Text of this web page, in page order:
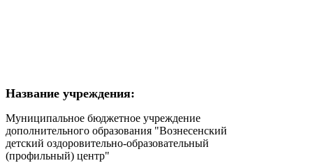
Название учреждения:
Муниципальное бюджетное учреждение
дополнительного образования "Вознесенский
детский оздоровительно-образовательный
(профильный) центр"